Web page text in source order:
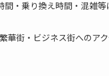
・乗り換え時間・混雑等
華街・ビジネス街へのア